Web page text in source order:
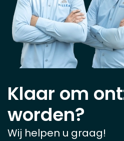
Klaar om
worden?
Wij helpen u graag!